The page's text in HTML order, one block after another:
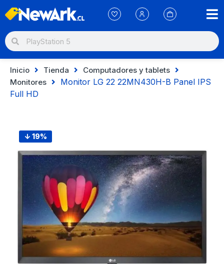
Inicio Tienda
Computadores y tablets
Monitores
Monitor LG 22 22MN430H-B Panel IPS
Full HD
↓ 19%